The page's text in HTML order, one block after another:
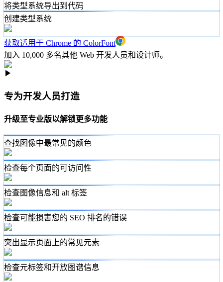
将类型系统导出到代码
创建类型系统
获取适用于 Chrome 的 ColorFont
加入 10,000 多名其他 Web 开发人员和设计师。
专为开发人员打造
升级至专业版以解锁更多功能
查找图像中最常见的颜色
检查每个页面的可访问性
检查图像信息和 alt 标签
检查可能损害您的 SEO 排名的错误
突出显示页面上的常见元素
检查元标签和开放图谱信息